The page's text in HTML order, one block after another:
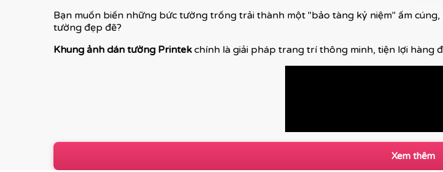
Bạn muốn biến những bức tường trống trải thành một "bảo tàng kỷ niệm" ấm
tường đẹp đẽ?
Khung ảnh dán tường Printekchính là giải pháp trang trí thông minh, tiện lợi hàng
Xem thêm